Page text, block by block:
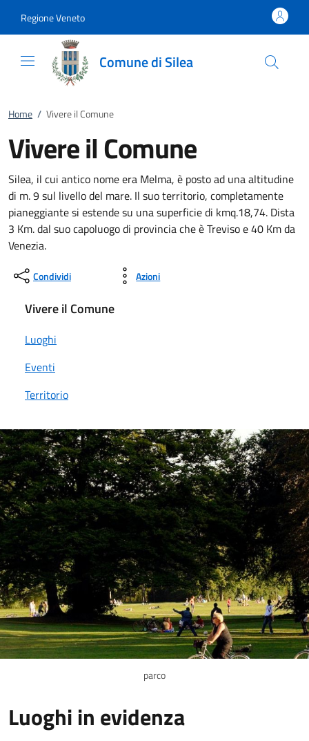
Regione Veneto
Comune di Silea
Home / Vivere il Comune
Vivere il Comune
Silea, il cui antico nome era Melma, è posto ad una altitudine
di m. 9 sul livello del mare. Il suo territorio, completamente
pianeggiante si estende su una superficie di kmq.18,74. Dista
3 Km. dal suo capoluogo di provincia che è Treviso e 40 Km da
Venezia.
Condividi Azioni
Vivere il Comune
Luoghi
Eventi
Territorio
parco
Luoghi in evidenza